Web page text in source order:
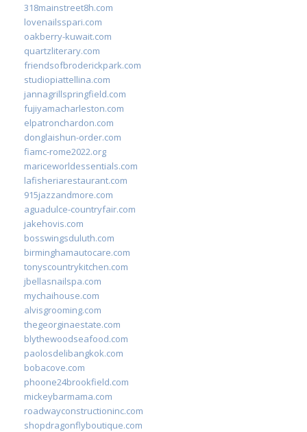
318mainstreet8h.com
lovenailsspari.com
oakberry-kuwait.com
quartzliterary.com
friendsofbroderickpark.com
studiopiattellina.com
jannagrillspringfield.com
fujiyamacharleston.com
elpatronchardon.com
donglaishun-order.com
fiamc-rome2022.org
mariceworldessentials.com
lafisheriarestaurant.com
915jazzandmore.com
aguadulce-countryfair.com
jakehovis.com
bosswingsduluth.com
birminghamautocare.com
tonyscountrykitchen.com
jbellasnailspa.com
mychaihouse.com
alvisgrooming.com
thegeorginaestate.com
blythewoodseafood.com
paolosdelibangkok.com
bobacove.com
phoone24brookfield.com
mickeybarmama.com
roadwayconstructioninc.com
shopdragonflyboutique.com